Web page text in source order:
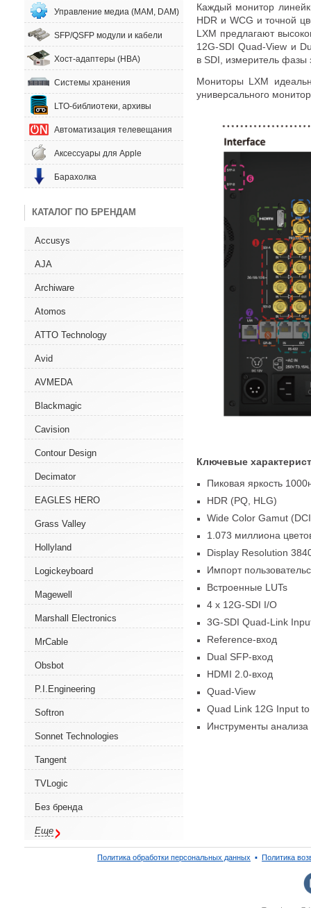
Управление медиа (MAM, DAM)
SFP/QSFP модули и кабели
Хост-адаптеры (HBA)
Системы хранения
LTO-библиотеки, архивы
Автоматизация телевещания
Аксессуары для Apple
Барахолка
КАТАЛОГ ПО БРЕНДАМ
Accusys
AJA
Archiware
Atomos
ATTO Technology
Avid
AVMEDA
Blackmagic
Cavision
Contour Design
Decimator
EAGLES HERO
Grass Valley
Hollyland
Logickeyboard
Magewell
Marshall Electronics
MrCable
Obsbot
P.I.Engineering
Softron
Sonnet Technologies
Tangent
TVLogic
Без бренда
Еще
Каждый монитор
HDR и WCG и точной
LXM предлагают
12G-SDIQuad-View и
в SDI
измеритель фазы
Мониторы LXM
универсального
Ключевые
Пиковая яркость
HDR (PQ HLG)
Wide Color Gamut (
1.073 миллиона
Display Resolution
Импорт
Встроенные LUTs
4 x 12G-SDI I/O
3G-SDI Quad-Link
Reference-вход
Dual SFP-вход
HDMI 2.0-вход
Quad-View
Quad Link 12G Input
Инструменты анализа
Политика обработки персональных данных ▪ Политика